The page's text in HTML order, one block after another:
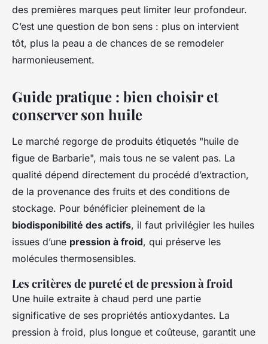
des premières marques peut limiter leur profondeur.
C’est une question de bon sens : plus on intervient
tôt, plus la peau a de chances de se remodeler
harmonieusement.
Guide pratique : bien choisir et
conserver son huile
Le marché regorge de produits étiquetés "huile de
figue de Barbarie", mais tous ne se valent pas. La
qualité dépend directement du procédé d’extraction,
de la provenance des fruits et des conditions de
stockage. Pour bénéficier pleinement de la
biodisponibilité des actifs, il faut privilégier les huiles
issues d’une pression à froid, qui préserve les
molécules thermosensibles.
Les critères de pureté et de pression à froid
Une huile extraite à chaud perd une partie
significative de ses propriétés antioxydantes. La
pression à froid, plus longue et coûteuse, garantit une